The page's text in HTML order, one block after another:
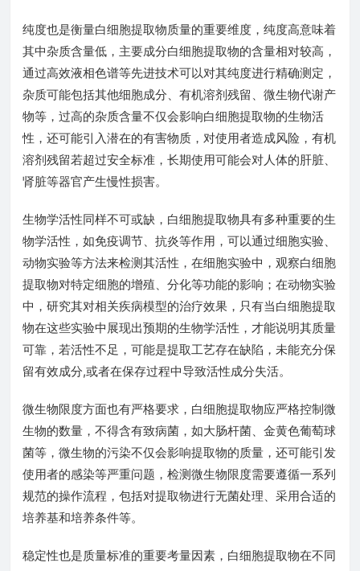
纯度也是衡量白细胞提取物质量的重要维度，纯度高意味着
其中杂质含量低，主要成分白细胞提取物的含量相对较高，
通过高效液相色谱等先进技术可以对其纯度进行精确测定，
杂质可能包括其他细胞成分、有机溶剂残留、微生物代谢产
物等，过高的杂质含量不仅会影响白细胞提取物的生物活
性，还可能引入潜在的有害物质，对使用者造成风险，有机
溶剂残留若超过安全标准，长期使用可能会对人体的肝脏、
肾脏等器官产生慢性损害。
生物学活性同样不可或缺，白细胞提取物具有多种重要的生
物学活性，如免疫调节、抗炎等作用，可以通过细胞实验、
动物实验等方法来检测其活性，在细胞实验中，观察白细胞
提取物对特定细胞的增殖、分化等功能的影响；在动物实验
中，研究其对相关疾病模型的治疗效果，只有当白细胞提取
物在这些实验中展现出预期的生物学活性，才能说明其质量
可靠，若活性不足，可能是提取工艺存在缺陷，未能充分保
留有效成分,或者在保存过程中导致活性成分失活。
微生物限度方面也有严格要求，白细胞提取物应严格控制微
生物的数量，不得含有致病菌，如大肠杆菌、金黄色葡萄球
菌等，微生物的污染不仅会影响提取物的质量，还可能引发
使用者的感染等严重问题，检测微生物限度需要遵循一系列
规范的操作流程，包括对提取物进行无菌处理、采用合适的
培养基和培养条件等。
稳定性也是质量标准的重要考量因素，白细胞提取物在不同